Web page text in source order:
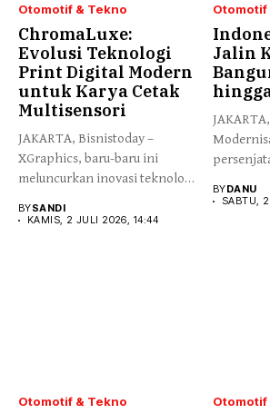
Otomotif & Tekno
ChromaLuxe:
Evolusi Teknologi
Print Digital Modern
untuk Karya Cetak
Multisensori
JAKARTA, Bisnistoday –
XGraphics, baru-baru ini
meluncurkan inovasi teknologi
BYSANDI
KAMIS, 2 JULI 2026, 14:44
Otomotif
Jalin
BYDANU
SABTU,
Otomotif & Tekno Otomotif